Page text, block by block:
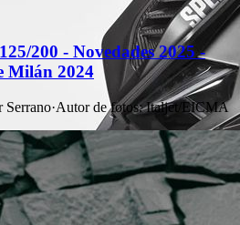
200 - Novedades 2025 -
Milán 2024
Serrano·Autor de fotos: Italjet/EICMA